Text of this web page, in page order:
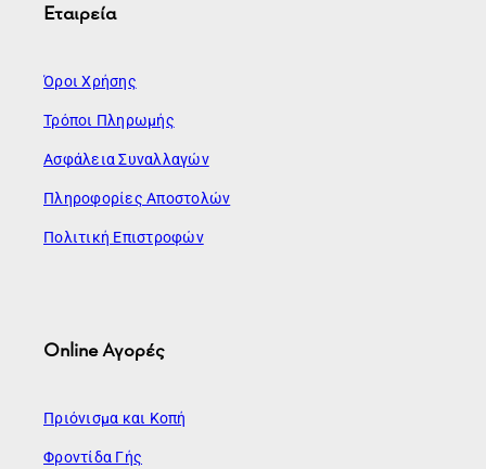
Εταιρεία
Όροι Χρήσης
Τρόποι Πληρωμής
Ασφάλεια Συναλλαγών
Πληροφορίες Αποστολών
Πολιτική Επιστροφών
Online Αγορές
Πριόνισμα και Κοπή
Φροντίδα Γής